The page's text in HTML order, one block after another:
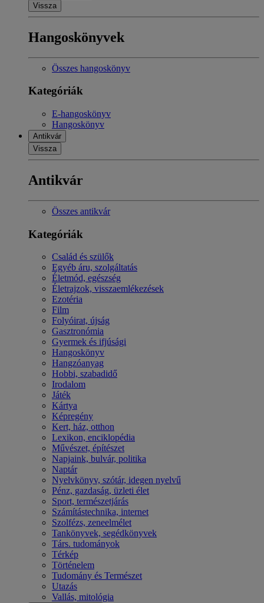
Vissza
Hangoskönyvek
Összes hangoskönyv
Kategóriák
E-hangoskönyv
Hangoskönyv
Antikvár
Vissza
Antikvár
Összes antikvár
Kategóriák
Család és szülők
Egyéb áru, szolgáltatás
Életmód, egészség
Életrajzok, visszaemlékezések
Ezotéria
Film
Folyóirat, újság
Gasztronómia
Gyermek és ifjúsági
Hangoskönyv
Hangzóanyag
Hobbi, szabadidő
Irodalom
Játék
Kártya
Képregény
Kert, ház, otthon
Lexikon, enciklopédia
Művészet, építészet
Napjaink, bulvár, politika
Naptár
Nyelvkönyv, szótár, idegen nyelvű
Pénz, gazdaság, üzleti élet
Sport, természetjárás
Számítástechnika, internet
Szolfézs, zeneelmélet
Tankönyvek, segédkönyvek
Társ. tudományok
Térkép
Történelem
Tudomány és Természet
Utazás
Vallás, mitológia